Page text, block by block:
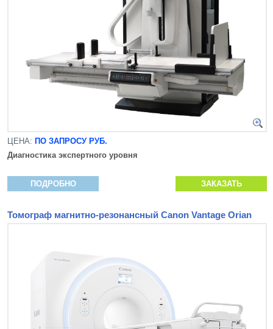
ЦЕНА: ПО ЗАПРОСУ РУБ.
Диагностика экспертного уровня
ПОДРОБНО ЗАКАЗАТЬ
Томограф магнитно-резонансный Canon Vantage Orian